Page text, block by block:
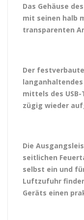
Das Gehäuse
mit seinen halb
transparenten
Der
mittels des
zügig wieder
Die
seitlichen
selbst ein und
Luftzufuhr
Geräts einen